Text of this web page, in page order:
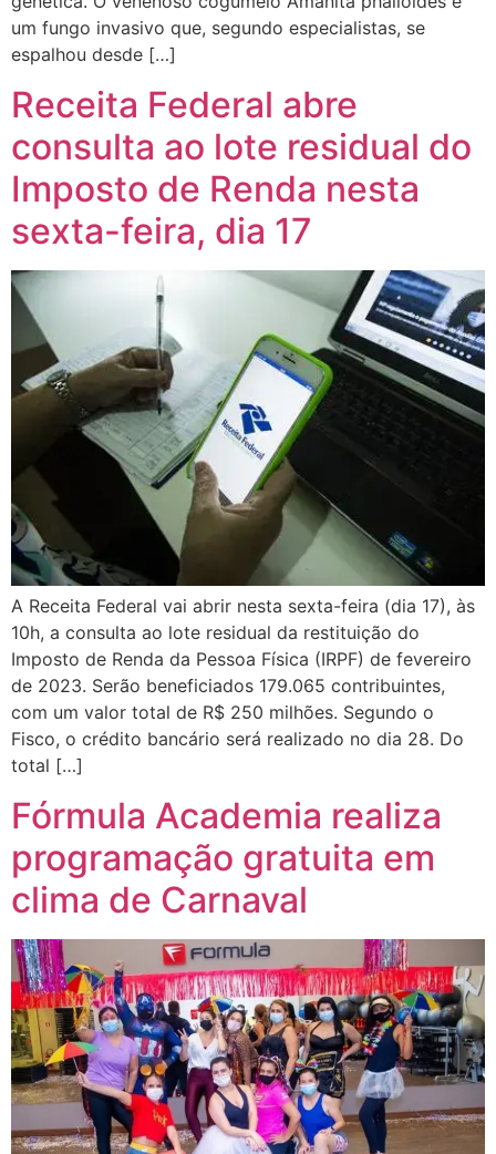
um fungo invasivo que, segundo especialistas, se
espalhou desde […]
Receita Federal abre
consulta ao lote residual do
Imposto de Renda nesta
sexta-feira, dia 17
A Receita Federal vai abrir nesta sexta-feira (dia 17), às
10h, a consulta ao lote residual da restituição do
Imposto de Renda da Pessoa Física (IRPF) de fevereiro
de 2023. Serão beneficiados 179.065 contribuintes,
com um valor total de R$ 250 milhões. Segundo o
Fisco, o crédito bancário será realizado no dia 28. Do
total […]
Fórmula Academia realiza
programação gratuita em
clima de Carnaval